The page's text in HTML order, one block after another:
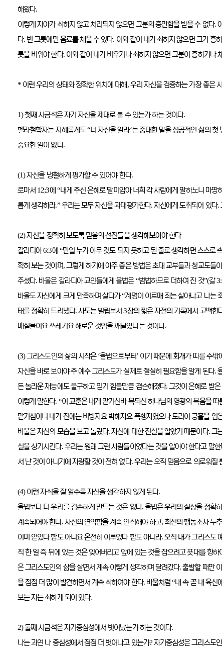
해왔다.
이렇게 자아가 쇠하지 않고 처리되지 않으면 그분의 충만함을 받을 수 없다.
다. 빈 그릇에만 음료를 채울 수 있다. 이와 같이 내가 쇠하지 않으면 그가 흥
릇을 비워야 한다. 이와 같이 내가 비우거나 쇠하지 않으면 그분이 흥하거나
* 이런 우리의 상태와 정확한 위치에 대해,우리 자신을 검증하는 가장 좋은
1)첫째 시금석은 자기 자신을 제대로 볼 수 있는가 하는 것이다.
헬라철학자는 지혜롭게도“너 자신을 알라‘는 중대한 말을 성공적인 삶의 첫
중요한 일이 없다.
(1)자신을 냉철하게 평가할 수 있어야 한다.
로마서 12;3에 “내게 주신 은혜로 말미암아 너희 각 사람에게 말하노니 마땅
롭게 생각하라.”우리는 모두 자신을 과대평가한다.자신에게 도취되어 있다.
(2)자신을 정확히 보도록 믿음의 선진들을 생각해보아야 한다
갈라디아6:3에 “만일 누가 아무 것도 되지 못하고 된 줄로 생각하면 스스로
확히 보는 것이며,그렇게 하기에 아주 좋은 방법은 초대 교부들과 청교도들이
주셨다. 바울은 갈라디아 교인들에게 율법은“범법하므로 더하여 진 것”(갈
바울도 자신에게 크게 만족하며 살다가“계명이 이르매 죄는 살아나고 나는
태를 정확히 드러냈다.사도는 빌립보서3장의 짧은 자전의 기록에서 고백한
배설물이요 쓰레기요 해로운 것임을 깨달았다는 것이다.
(3)그리스도인의 삶의 시작은‘율법으로부터’ 이기 때문에 회개가 따를 수밖
자신을 바로 보아야 주 예수 그리스도가 실제로 절실히 필요함을 알게 된다.
든 놀라운 재능에도 불구하고 믿기 힘들만큼 겸손해졌다.그것이 은혜로 받
이렇게 말한다. “이 교훈은 내게 맡기신바 복되신 하나님의 영광의 복음을 따
맡기심이니 내가 전에는 비방자요 박해자요 폭행자였으나 도리어 긍휼을
바울은 자신의 모습을 보고 놀랐다.자신에 대한 진실을 알았기 때문이다.그
실을 상기시킨다.우리는 원래 그런 사람들이었다는 것을 알아야 한다고 말한
서 난 것이 아니기에 자랑할 것이 전혀 없다.우리는 오직 믿음으로 의로워질
(4)이런 자식을 잘 알수록 자신을 생각하지 않게 된다.
율법보다 더 우리를 겸손하게 만드는 것은 없다.율법은 우리의 실상을 정확
계속되어야 한다.자신의 연약함을 계속 인식해야 하고, 최선의 행동조차 누
이미 얻었다 함도 아니요 온전히 이루었다 함도 아니라.오직 내가 그리스도
직 한 일 즉 뒤에 있는 것은 잊어버리고 앞에 있는 것을 잡으려고 푯대를 향
은 그리스도인의 삶을 살면서 계속 이렇게 생각하며 달려갔다.출발할 때만
을 점점 더 많이 발견하면서 계속 쇠하여야 한다. 바울처럼“내 속 곧 내 육신
보는 자는 쇠하게 되어 있다.
2)둘째 시금석은 자기중심성에서 벗어났는가 하는 것이다.
나는 과연 나 중심성에서 점점 더 벗어나고 있는가?자기중심성은 그리스도